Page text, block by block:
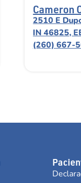
Cameron
2510 E
IN 46825,
(260) 667-